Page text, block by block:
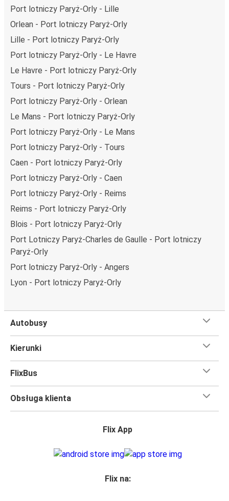
Port lotniczy Paryż-Orly - Lille
Orlean - Port lotniczy Paryż-Orly
Lille - Port lotniczy Paryż-Orly
Port lotniczy Paryż-Orly - Le Havre
Le Havre - Port lotniczy Paryż-Orly
Tours - Port lotniczy Paryż-Orly
Port lotniczy Paryż-Orly - Orlean
Le Mans - Port lotniczy Paryż-Orly
Port lotniczy Paryż-Orly - Le Mans
Port lotniczy Paryż-Orly - Tours
Caen - Port lotniczy Paryż-Orly
Port lotniczy Paryż-Orly - Caen
Port lotniczy Paryż-Orly - Reims
Reims - Port lotniczy Paryż-Orly
Blois - Port lotniczy Paryż-Orly
Port Lotniczy Paryż-Charles de Gaulle - Port lotniczy
Paryż-Orly
Port lotniczy Paryż-Orly - Angers
Lyon - Port lotniczy Paryż-Orly
Autobusy
Kierunki
FlixBus
Obsługa klienta
Flix App
Flix na: